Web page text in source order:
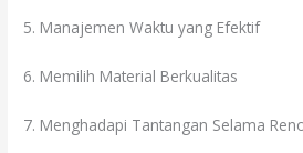
5. Manajemen Waktu yang Efektif
6. Memilih Material Berkualitas
7. Menghadapi Tantangan Selama